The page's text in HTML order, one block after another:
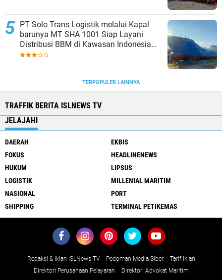
PT Solo Trans Logistik melalui Kapal
barunya MT SHA 1001 Siap Layani
Distribusi BBM di Kawasan Indonesia
bagian Timur
TERPOPULER LAINNYA
TRAFFIK BERITA ISLNEWS TV
JELAJAHI
DAERAH
EKBIS
FOKUS
HEADLINENEWS
HUKUM
LIPSUS
LOGISTIK
MILLENIAL MARITIM
NASIONAL
PORT
SHIPPING
TERMINAL PETIKEMAS
Redaksi & Iklan ISLNews-TV Pedoman Media Siber
Tarif Iklan
Direktori Perusahaan Pelayaran
Direktori Advokat Maritim